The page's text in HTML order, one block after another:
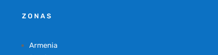
ZONAS
Armenia